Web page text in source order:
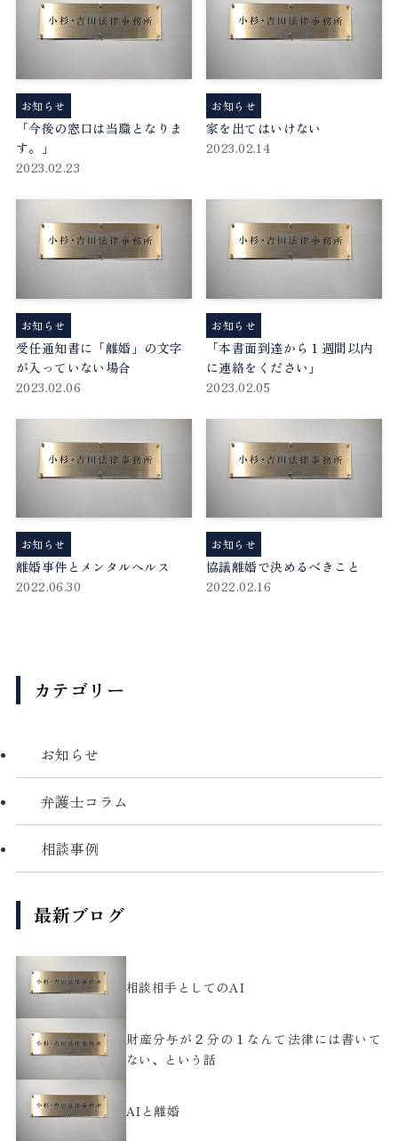
「今後の窓口は当職となりま
す。」
2023.02.23
お知らせ
家を出てはいけない
2023.02.14
お知らせ
受任通知書に「離婚」の文字
が入っていない場合
2023.02.06
お知らせ
「本書面到達から１週間以内
に連絡をください」
2023.02.05
お知らせ
離婚事件とメンタルヘルス
2022.06.30
お知らせ
協議離婚で決めるべきこと
2022.02.16
お知らせ
カテゴリー
お知らせ
弁護士コラム
相談事例
最新ブログ
相談相手としてのAI
財産分与が２分の１なんて法律には書いて
ない、という話
AIと離婚